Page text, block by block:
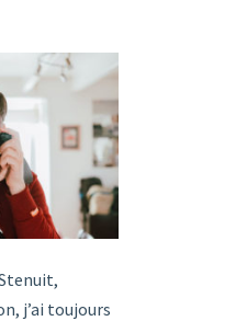
j’ai toujours